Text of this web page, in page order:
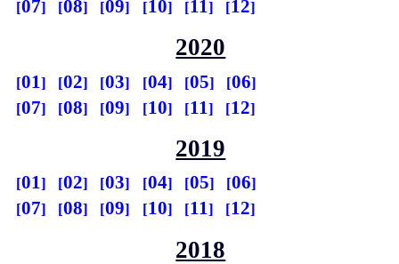
07 08 09 10 11 12
2020
01 02 03 04 05
06
07
08 09 10 11 12
2019
01 02 03 04 05
06
07
08 09 10 11 12
2018